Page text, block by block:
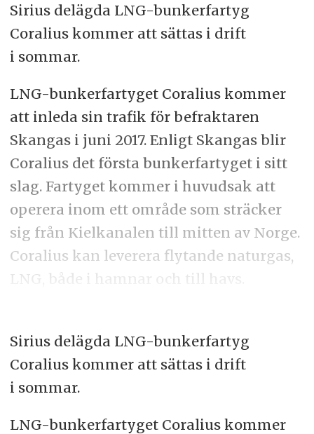
Sirius delägda LNG-bunkerfartyg
Coralius kommer att sättas i drift
i sommar.
LNG-bunkerfartyget Coralius kommer
att inleda sin trafik för befraktaren
Skangas i juni 2017. Enligt Skangas blir
Coralius det första bunkerfartyget i sitt
slag. Fartyget kommer i huvudsak att
operera inom ett område som sträcker
sig från Kielkanalen till mitten av Norge.
Coralius kan leverera flytande naturgas,
LNG, både i hamnar och till havs.
Sirius delägda LNG-bunkerfartyg
Coralius kommer att sättas i drift
i sommar.
LNG-bunkerfartyget Coralius kommer